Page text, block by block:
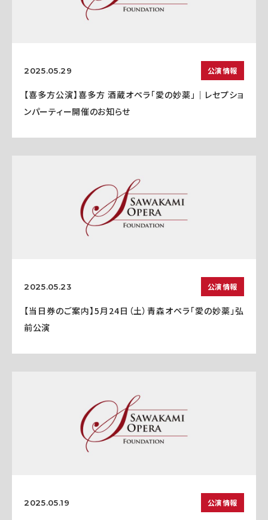
2025.05.29 公演情報
【喜多方公演】喜多方 酒蔵オペラ「愛の妙薬」｜レセプショ
ンパーティー開催のお知らせ
2025.05.23 公演情報
【当日券のご案内】5月24日（土）青森オペラ「愛の妙薬」弘
前公演
2025.05.19 公演情報